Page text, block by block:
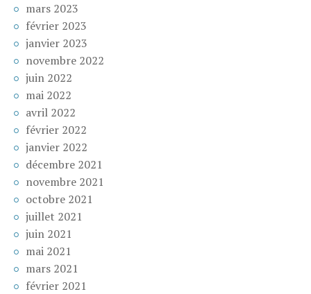
mars 2023
février 2023
janvier 2023
novembre 2022
juin 2022
mai 2022
avril 2022
février 2022
janvier 2022
décembre 2021
novembre 2021
octobre 2021
juillet 2021
juin 2021
mai 2021
mars 2021
février 2021